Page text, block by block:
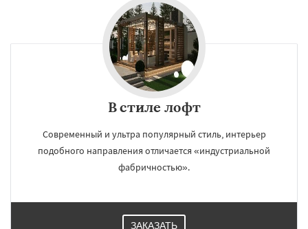
В стиле лофт
Современный и ультра популярный стиль, интерьер
подобного направления отличается «индустриальной
фабричностью».
ЗАКАЗАТЬ